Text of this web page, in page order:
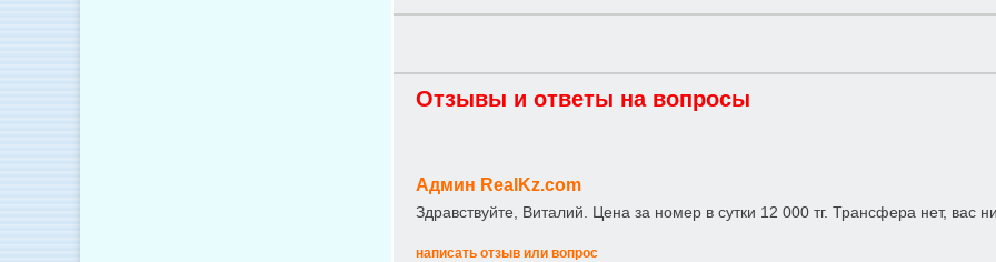
Отзывы и ответы на вопросы
Админ RealKz.com
Здравствуйте, Виталий. Цена за номер в сутки 12 000 тг. Трансфера нет, вас
написать отзыв или вопрос